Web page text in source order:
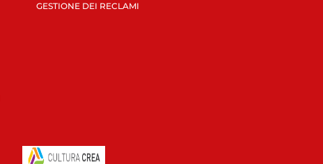
GESTIONE DEI RECLAMI